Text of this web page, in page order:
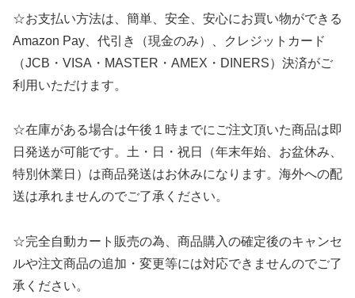
☆お支払い方法は、簡単、安全、安心にお買い物ができる
Amazon Pay、代引き（現金のみ）、クレジットカード
（JCB・VISA・MASTER・AMEX・DINERS）決済がご
利用いただけます。
☆在庫がある場合は午後１時までにご注文頂いた商品は即
日発送が可能です。土・日・祝日（年末年始、お盆休み、
特別休業日）は商品発送はお休みになります。海外への配
送は承れませんのでご了承ください。
☆完全自動カート販売の為、商品購入の確定後のキャンセ
ルや注文商品の追加・変更等には対応できませんのでご了
承ください。